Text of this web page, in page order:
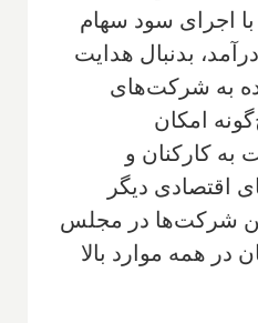
با اجرای سود سهام
بدنبال هدایت
به شرکت‌های
امکان
به کارکنان و
اقتصادی دیگر
شرکت‌ها در مجلس
در همه موارد بالا